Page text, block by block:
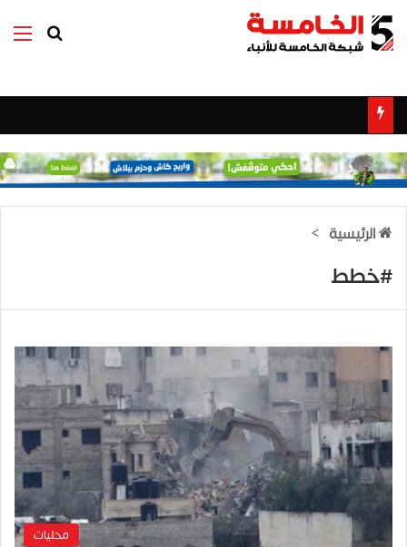
بحث عن
الرئيسية >
#خطط
محليات